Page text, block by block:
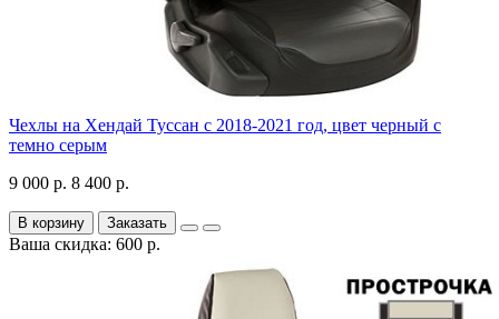
Чехлы на Хендай Туссан с 2018-2021 год, цвет черный с
темно серым
9 000 р. 8 400 р.
В корзину Заказать
Ваша скидка: 600 р.